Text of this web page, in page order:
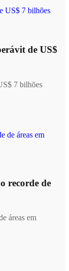
de US$
7 bilhões
recorde de
áreas em